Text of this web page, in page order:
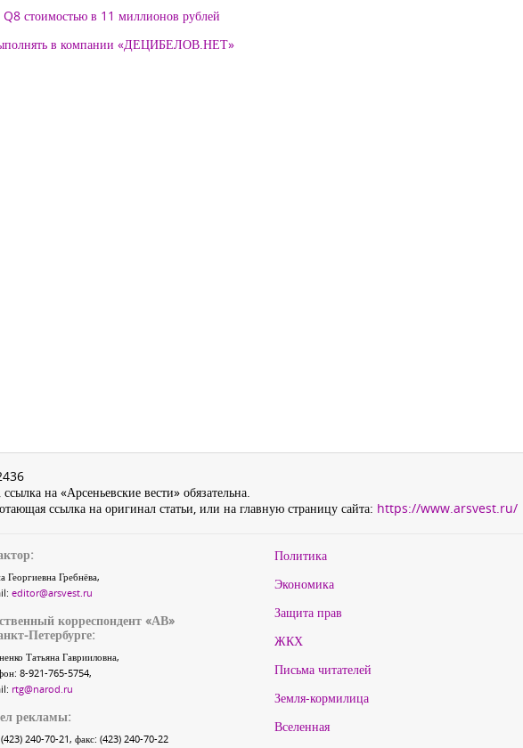
стоимостью в 11 миллионов рублей
в компании «ДЕЦИБЕЛОВ.НЕТ»
на «Арсеньевские вести» обязательна.
ссылка на оригинал статьи, или на главную страницу сайта: https://www.arsvest.ru/
Георгиевна Гребнёва,
editor@arsvest.ru
корреспондент «АВ»
Петербурге:
Татьяна Гаврииловна,
8-921-765-5754,
rtg@narod.ru
рекламы:
240-70-21, факс: (423) 240-70-22
Политика
Экономика
Защита прав
ЖКХ
Письма читателей
Земля-кормилица
Вселенная